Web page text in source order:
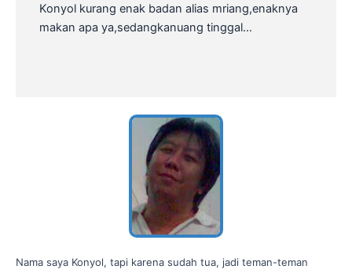
Konyol kurang enak badan alias mriang,enaknya
makan apa ya,sedangkanuang tinggal…
Nama saya Konyol, tapi karena sudah tua, jadi teman-teman